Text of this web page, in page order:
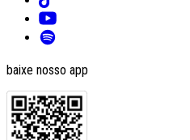
baixe nosso app